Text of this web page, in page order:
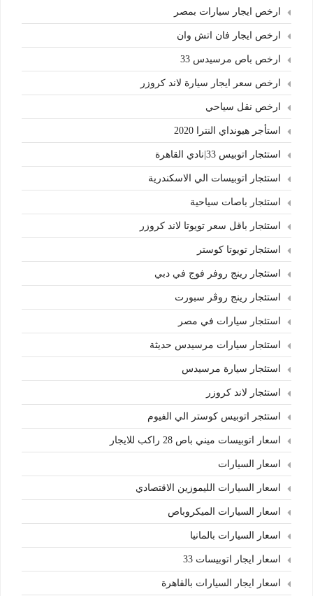
ارخص ايجار سيارات بمصر
ارخص ايجار فان اتش وان
ارخص باص مرسيدس 33
ارخص سعر ايجار سيارة لاند كروزر
ارخص نقل سياحي
استأجر هيونداي النترا 2020
استئجار اتوبيس 33|نادي القاهرة
استئجار اتوبيسات الي الاسكندرية
استئجار باصات سياحية
استئجار باقل سعر تويوتا لاند كروزر
استئجار تويوتا كوستر
استئجار رينج روفر فوج في دبي
استئجار رينج روڤر سبورت
استئجار سيارات في مصر
استئجار سيارات مرسيدس حديثة
استئجار سيارة مرسيدس
استئجار لاند كروزر
استئجر اتوبيس كوستر الي الفيوم
اسعار اتوبيسات ميني باص 28 راكب للايجار
اسعار السيارات
اسعار السيارات الليموزين الاقتصادي
اسعار السيارات الميكروباص
اسعار السيارات بالمانيا
اسعار ايجار اتوبيسات 33
اسعار ايجار السيارات بالقاهرة